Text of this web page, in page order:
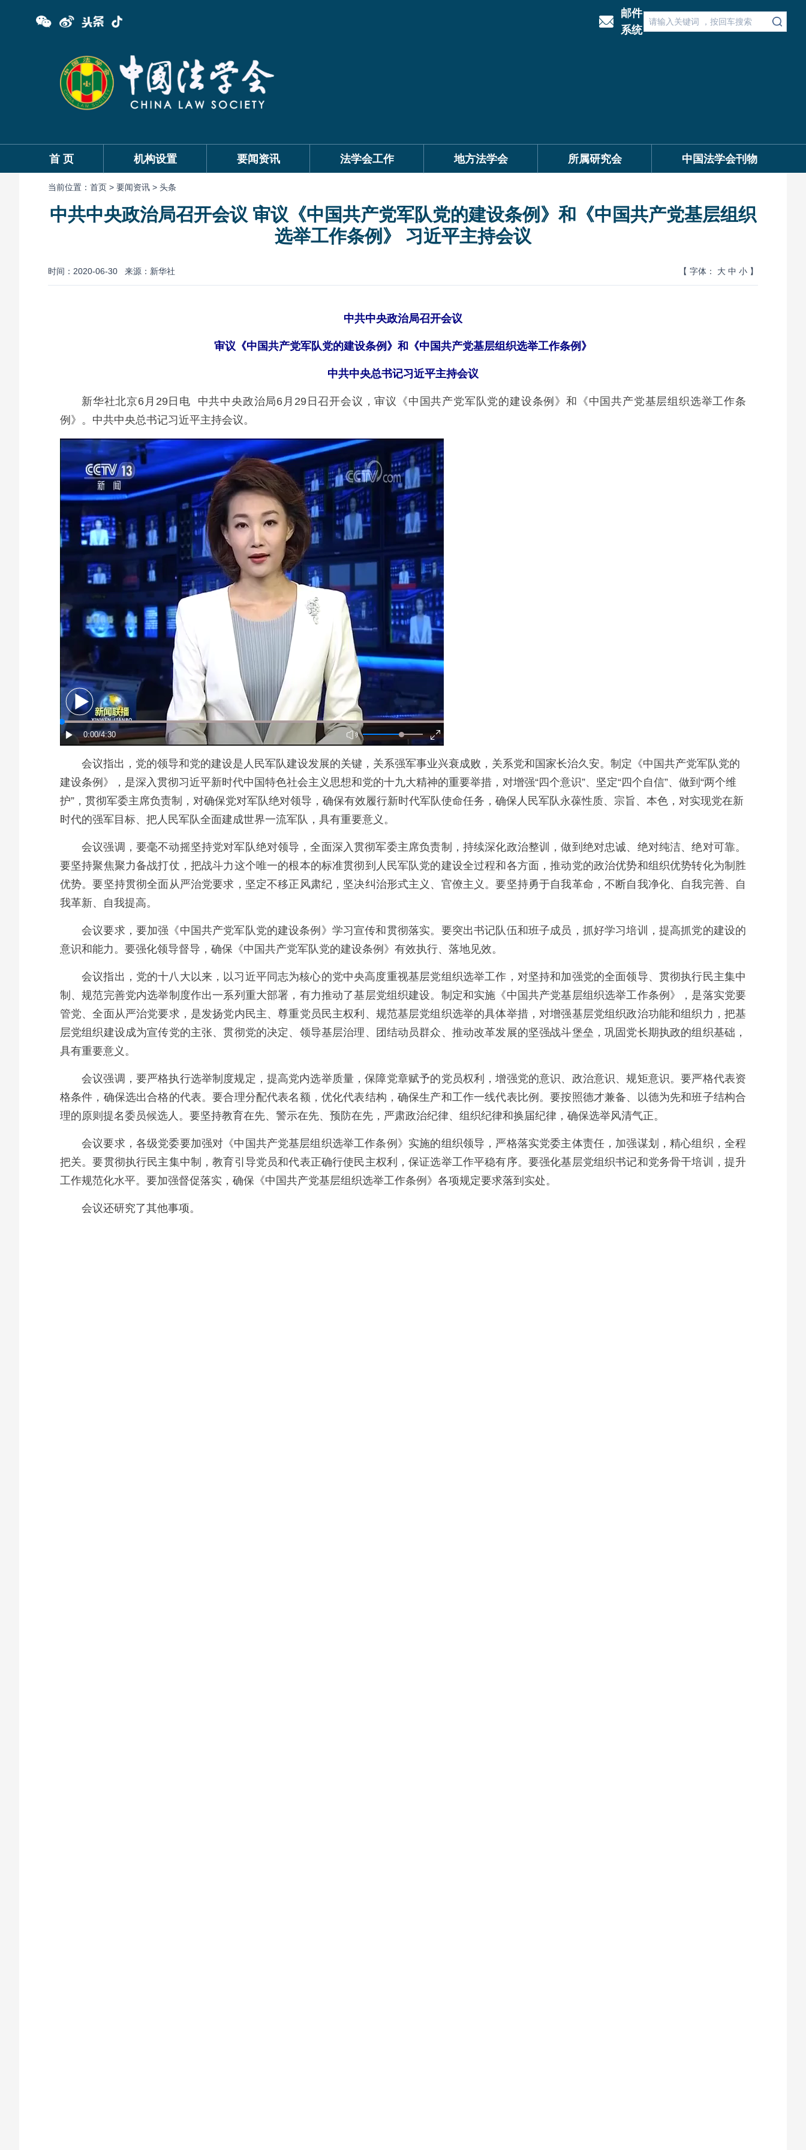
邮件
系统
首 页 机构设置 要闻资讯 法学会工作 地方法学会 所属研究会 中国法学会刊物
当前位置： 首页 > 要闻资讯 > 头条
中共中央政治局召开会议 审议《中国共产党军队党的建设条例》和《中国共产党基层组织
选举工作条例》 习近平主持会议
时间：2020-06-30 来源：新华社 【 字体： 大 中 小 】
中共中央政治局召开会议
审议《中国共产党军队党的建设条例》和《中国共产党基层组织选举工作条例》
中共中央总书记习近平主持会议
新华社北京6月29日电 中共中央政治局6月29日召开会议，审议《中国共产党军队党的建设条例》和《中国共产党基层组织选举工作条
例》。中共中央总书记习近平主持会议。
会议指出，党的领导和党的建设是人民军队建设发展的关键，关系强军事业兴衰成败，关系党和国家长治久安。制定《中国共产党军队党的
建设条例》，是深入贯彻习近平新时代中国特色社会主义思想和党的十九大精神的重要举措，对增强“四个意识”、坚定“四个自信”、做到“两个维
护”，贯彻军委主席负责制，对确保党对军队绝对领导，确保有效履行新时代军队使命任务，确保人民军队永葆性质、宗旨、本色，对实现党在新
时代的强军目标、把人民军队全面建成世界一流军队，具有重要意义。
会议强调，要毫不动摇坚持党对军队绝对领导，全面深入贯彻军委主席负责制，持续深化政治整训，做到绝对忠诚、绝对纯洁、绝对可靠。
要坚持聚焦聚力备战打仗，把战斗力这个唯一的根本的标准贯彻到人民军队党的建设全过程和各方面，推动党的政治优势和组织优势转化为制胜
优势。要坚持贯彻全面从严治党要求，坚定不移正风肃纪，坚决纠治形式主义、官僚主义。要坚持勇于自我革命，不断自我净化、自我完善、自
我革新、自我提高。
会议要求，要加强《中国共产党军队党的建设条例》学习宣传和贯彻落实。要突出书记队伍和班子成员，抓好学习培训，提高抓党的建设的
意识和能力。要强化领导督导，确保《中国共产党军队党的建设条例》有效执行、落地见效。
会议指出，党的十八大以来，以习近平同志为核心的党中央高度重视基层党组织选举工作，对坚持和加强党的全面领导、贯彻执行民主集中
制、规范完善党内选举制度作出一系列重大部署，有力推动了基层党组织建设。制定和实施《中国共产党基层组织选举工作条例》，是落实党要
管党、全面从严治党要求，是发扬党内民主、尊重党员民主权利、规范基层党组织选举的具体举措，对增强基层党组织政治功能和组织力，把基
层党组织建设成为宣传党的主张、贯彻党的决定、领导基层治理、团结动员群众、推动改革发展的坚强战斗堡垒，巩固党长期执政的组织基础，
具有重要意义。
会议强调，要严格执行选举制度规定，提高党内选举质量，保障党章赋予的党员权利，增强党的意识、政治意识、规矩意识。要严格代表资
格条件，确保选出合格的代表。要合理分配代表名额，优化代表结构，确保生产和工作一线代表比例。要按照德才兼备、以德为先和班子结构合
理的原则提名委员候选人。要坚持教育在先、警示在先、预防在先，严肃政治纪律、组织纪律和换届纪律，确保选举风清气正。
会议要求，各级党委要加强对《中国共产党基层组织选举工作条例》实施的组织领导，严格落实党委主体责任，加强谋划，精心组织，全程
把关。要贯彻执行民主集中制，教育引导党员和代表正确行使民主权利，保证选举工作平稳有序。要强化基层党组织书记和党务骨干培训，提升
工作规范化水平。要加强督促落实，确保《中国共产党基层组织选举工作条例》各项规定要求落到实处。
会议还研究了其他事项。